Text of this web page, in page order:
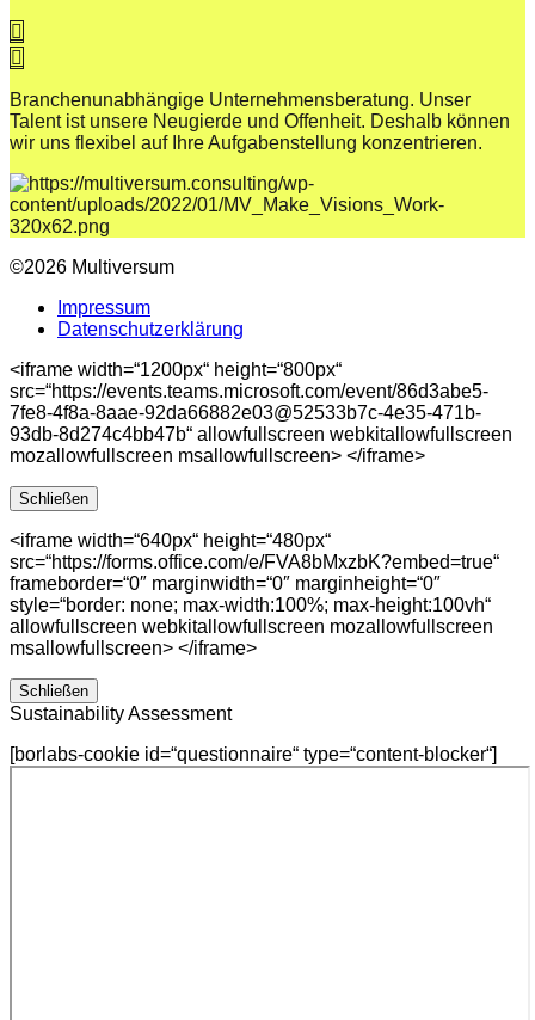
Branchenunabhängige Unternehmensberatung. Unser
Talent ist unsere Neugierde und Offenheit. Deshalb können
wir uns flexibel auf Ihre Aufgabenstellung konzentrieren.
©2026 Multiversum
Impressum
Datenschutzerklärung
<iframe width=“1200px“ height=“800px“
src=“https://events.teams.microsoft.com/event/86d3abe5-
7fe8-4f8a-8aae-92da66882e03@52533b7c-4e35-471b-
93db-8d274c4bb47b“ allowfullscreen webkitallowfullscreen
mozallowfullscreen msallowfullscreen> </iframe>
Schließen
<iframe width=“640px“ height=“480px“
src=“https://forms.office.com/e/FVA8bMxzbK?embed=true“
frameborder=“0″ marginwidth=“0″ marginheight=“0″
style=“border: none; max-width:100%; max-height:100vh“
allowfullscreen webkitallowfullscreen mozallowfullscreen
msallowfullscreen> </iframe>
Schließen
Sustainability Assessment
[borlabs-cookie id=“questionnaire“ type=“content-blocker“]